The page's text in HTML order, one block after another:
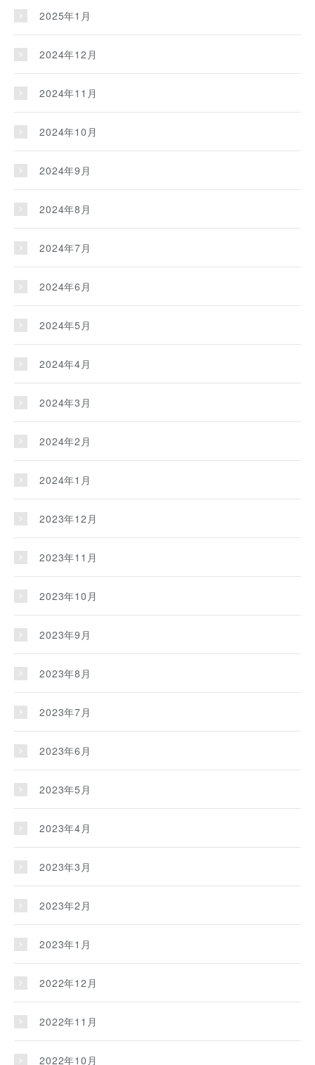
2025年1月
2024年12月
2024年11月
2024年10月
2024年9月
2024年8月
2024年7月
2024年6月
2024年5月
2024年4月
2024年3月
2024年2月
2024年1月
2023年12月
2023年11月
2023年10月
2023年9月
2023年8月
2023年7月
2023年6月
2023年5月
2023年4月
2023年3月
2023年2月
2023年1月
2022年12月
2022年11月
2022年10月